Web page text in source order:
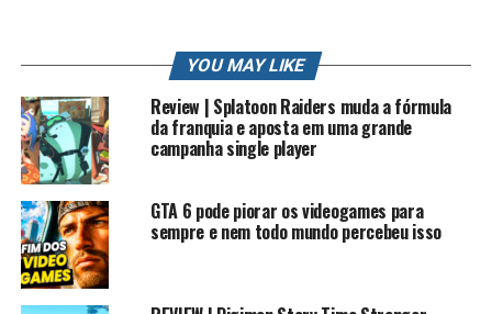
Page do Face: /rkplayss
Grupo do Face: /gamers brasil
Lives na Twitch e Facebook: /rkplay
Contato Profissional: contato.roberto94@gmail.com
#rkplay #historiasonic #sonicexe
EPISODIOS SONIC EXE
Sonic.exe Dark souls 1
YOU MAY LIKE
Review | Splatoon Raiders muda a fórmula
da franquia e aposta em uma grande
campanha single player
GTA 6 pode piorar os videogames para
sempre e nem todo mundo percebeu isso